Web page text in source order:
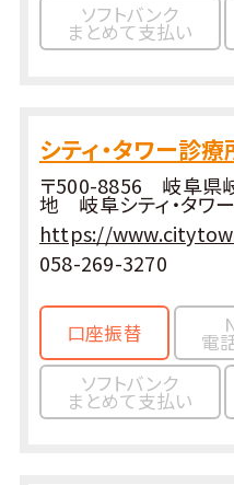
ソフトバンク
まとめて支払い
シティ・タワー診療
〒500-8856 岐阜県
地 岐阜シティ・タ
https://
058-269-3270
口座振替
電
ソフトバンク
まとめて支払い